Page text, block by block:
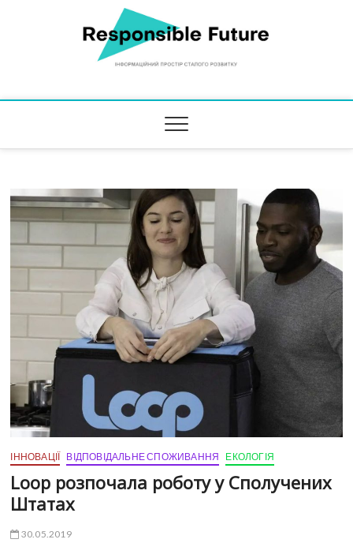
Responsible Future
ІННОВАЦІЇ ВІДПОВІДАЛЬНЕ СПОЖИВАННЯ ЕКОЛОГІЯ
Loop розпочала роботу у Сполучених
Штатах
30.05.2019